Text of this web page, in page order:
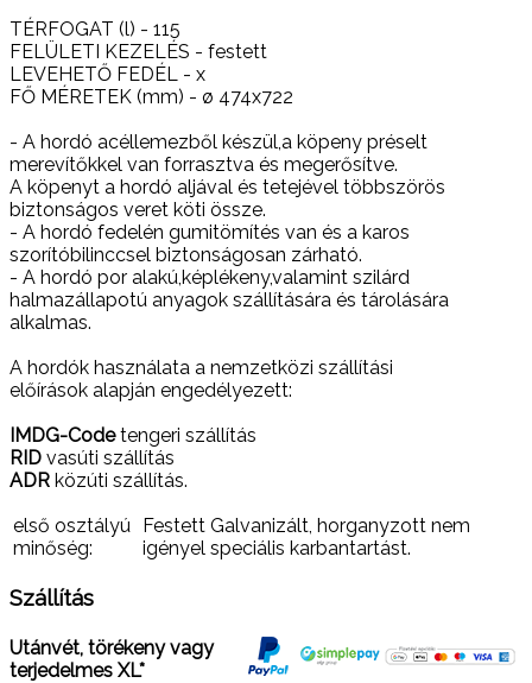
TÉRFOGAT (l) - 115
FELÜLETI KEZELÉS - festett
LEVEHETŐ FEDÉL - x
FŐ MÉRETEK (mm) - ø 474x722
- A hordó acéllemezből készül,a köpeny préselt
merevítőkkel van forrasztva és megerősítve.
A köpenyt a hordó aljával és tetejével többszörös
biztonságos veret köti össze.
- A hordó fedelén gumitömítés van és a karos
szorítóbilinccsel biztonságosan zárható.
- A hordó por alakú,képlékeny,valamint szilárd
halmazállapotú anyagok szállítására és tárolására
alkalmas.
A hordók használata a nemzetközi szállítási
előírások alapján engedélyezett:
IMDG-Codetengeri szállítás
RID vasúti szállítás
ADR közúti szállítás.
első osztályú
minőség:
Festett Galvanizált, horganyzott nem
igényel speciális karbantartást.
Szállítás
Utánvét, törékeny vagy
terjedelmes XL*